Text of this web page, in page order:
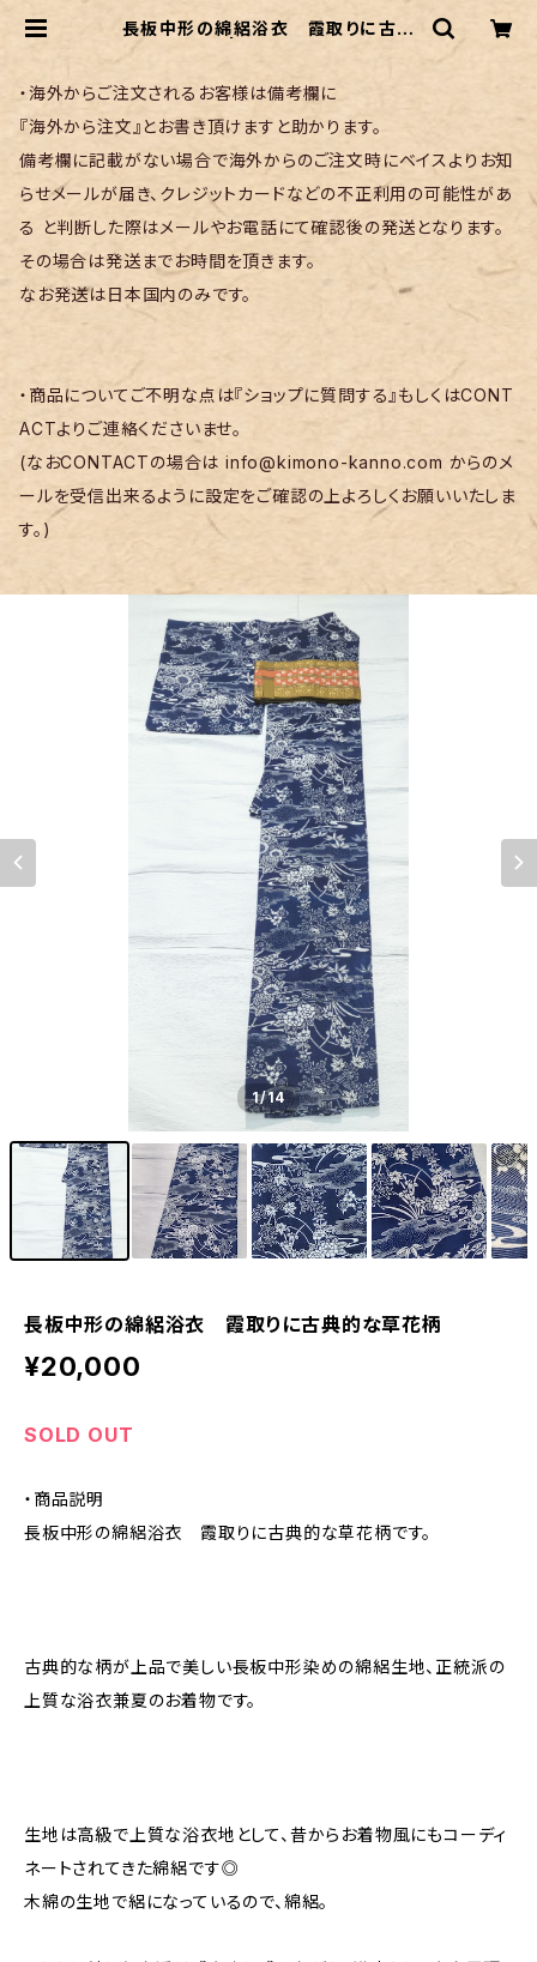
長板中形の綿絽浴衣 霞取りに古典
的な草花柄 | リサイクル着物 菅野
・海外からご注文されるお客様は備考欄に
『海外から注文』とお書き頂けますと助かります。
備考欄に記載がない場合で海外からのご注文時にベイスよりお知
らせメールが届き、クレジットカードなどの不正利用の可能性があ
る と判断した際はメールやお電話にて確認後の発送となります。
その場合は発送までお時間を頂きます。
なお発送は日本国内のみです。
・商品についてご不明な点は『ショップに質問する』もしくはCONT
ACTよりご連絡くださいませ。
(なおCONTACTの場合はinfo@kimono-kanno.com からのメ
ールを受信出来るように設定をご確認の上よろしくお願いいたしま
す。)
1/14
長板中形の綿絽浴衣 霞取りに古典的な草花柄
¥20,000
SOLD OUT
・商品説明
長板中形の綿絽浴衣 霞取りに古典的な草花柄です。
古典的な柄が上品で美しい長板中形染めの綿絽生地、正統派の
上質な浴衣兼夏のお着物です。
生地は高級で上質な浴衣地として、昔からお着物風にもコーディ
ネートされてきた綿絽です◎
木綿の生地で絽になっているので、綿絽。